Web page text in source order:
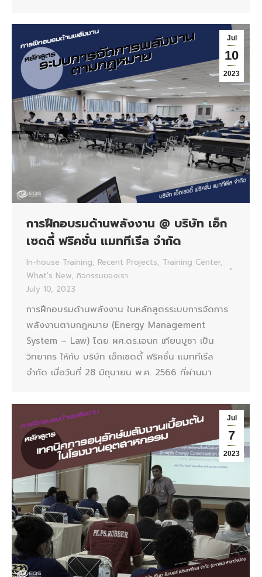
Jul
10
2023
การฝึกอบรมด้านพลังงาน @ บริษัท เอ็ก
เซดดี้ ฟริคชั่น แมททีเรีล จำกัด
In-house Training, Recent Projects, Training Center,
What's New, กิจกรรมของเรา
July 10, 2023
การฝึกอบรมด้านพลังงาน ในหลักสูตรระบบการจัดการ
พลังงานตามกฎหมาย (Energy Management
System – Law) โดย ผศ.ดร.เอนก เทียนบูชา เป็น
วิทยากร ให้กับ บริษัท เอ็กเซดดี้ ฟริคชั่น แมททีเรีล
จำกัด เมื่อวันที่ 28 มิถุนายน พ.ศ. 2566 ที่ผ่านมา
Jul
7
2023